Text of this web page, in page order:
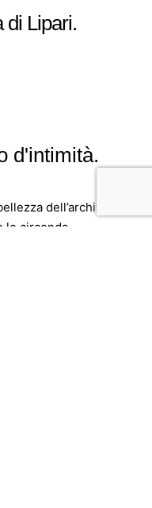
di Lipari.
d'intimità.
dell’architettura
lo circonda.